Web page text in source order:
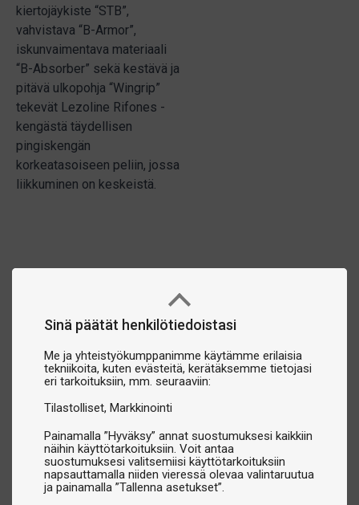
Sinä päätät henkilötiedoistasi
Me ja yhteistyökumppanimme käytämme erilaisia
tekniikoita, kuten evästeitä, kerätäksemme tietojasi
eri tarkoituksiin, mm. seuraaviin:
Tilastolliset Markkinointi
Painamalla ”Hyväksy” annat suostumuksesi kaikkiin
näihin käyttötarkoituksiin. Voit antaa
suostumuksesi valitsemiisi käyttötarkoituksiin
napsauttamalla niiden vieressä olevaa valintaruutua
ja painamalla ”Tallenna asetukset”.
kiertojäykiste “STB”,
vahvistava “B-Armor”,
iskunvaimentava materiaali
“B-Absorber” sekä kestävä ja
pitävä ulkopohja “Wingrip”
tekevät Lezoline Rifones -
kengästä täydellisen
pingiskengän
korkeatasoiseen peliin, jossa
liikkuminen on keskeistä.